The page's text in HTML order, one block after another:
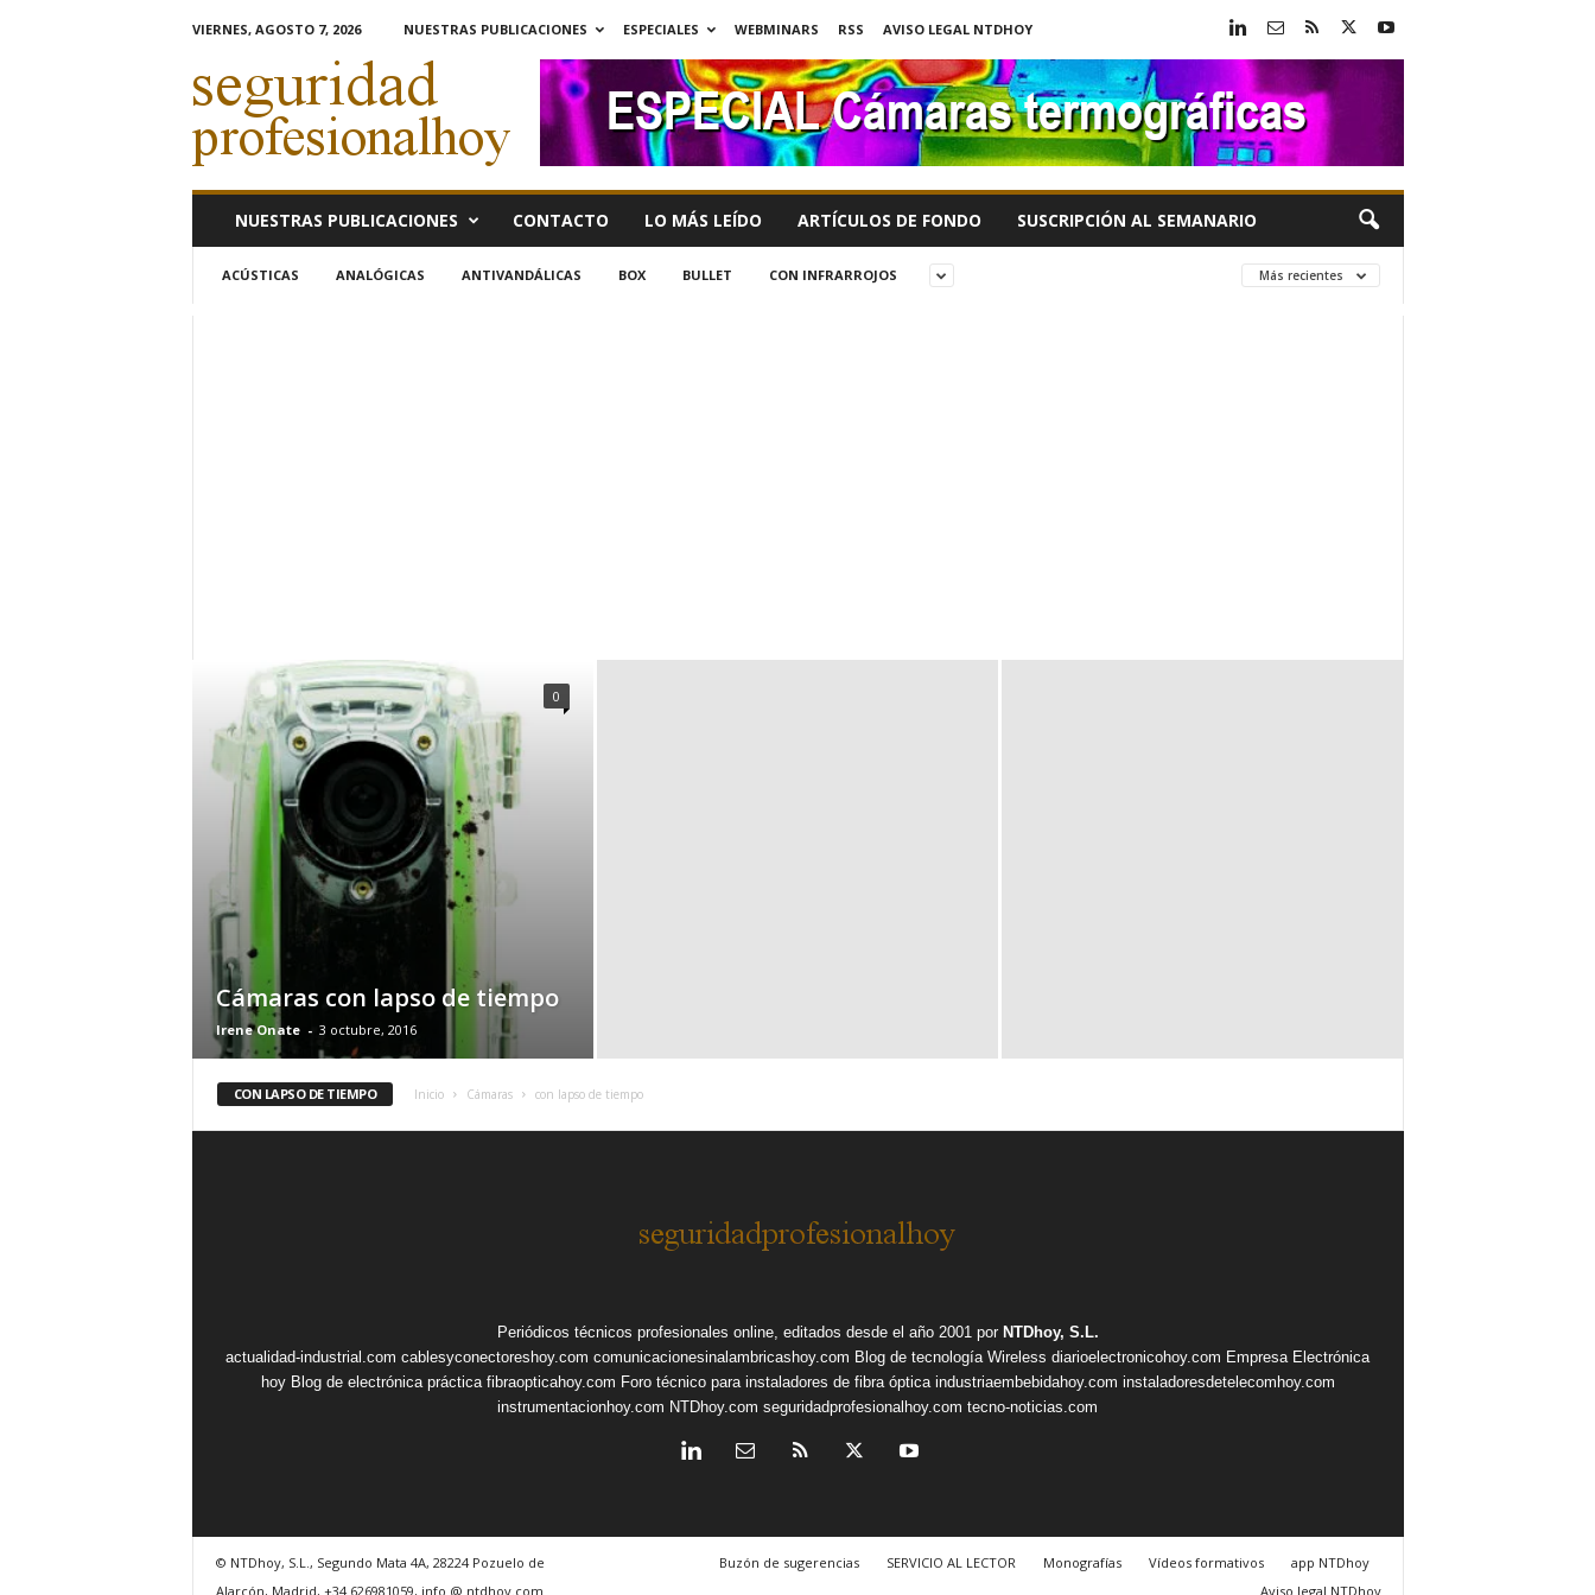
VIERNES, AGOSTO 7, 2026 NUESTRAS PUBLICACIONES ESPECIALES WEBMINARS RSS
AVISO LEGAL NTDHOY
e
g
u
r
NUESTRAS PUBLICACIONES CONTACTO LO MÁS LEÍDO ARTÍCULOS DE FONDO SUSCRIPCIÓN AL SEMANARIO
ACÚSTICAS ANALÓGICAS ANTIVANDÁLICAS BOX BULLET CON INFRARROJOS Más recientes
Cámaras con lapso de tiempo
Irene Onate - 3 octubre, 2016
0
CON LAPSO DE TIEMPO Inicio Cámaras con lapso de tiempo
Periódicos técnicos profesionales online, editados desde el año 2001 por NTDhoy, S.L.
actualidad-industrial.com cablesyconectoreshoy.com comunicacionesinalambricashoy.com Blog de tecnología Wireless diarioelectronicohoy.com Empresa Electrónica
hoy Blog de electrónica práctica fibraopticahoy.com Foro técnico para instaladores de fibra óptica industriaembebidahoy.com instaladoresdetelecomhoy.com
instrumentacionhoy.com NTDhoy.com seguridadprofesionalhoy.com tecno-noticias.com
Buzón de sugerencias SERVICIO AL LECTOR Monografías Vídeos formativos
app NTDhoy
Aviso legal NTDhoy
© NTDhoy, S.L., Segundo Mata 4A, 28224 Pozuelo de
Alarcón, Madrid, +34 626981059, info @ ntdhoy.com